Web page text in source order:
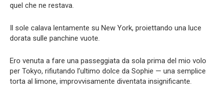
quel che ne restava.
Il sole calava lentamente su New York, proiettando una luce
dorata sulle panchine vuote.
Ero venuta a fare una passeggiata da sola prima del mio volo
per Tokyo, rifiutando l’ultimo dolce da Sophie — una semplice
torta al limone, improvvisamente diventata insignificante.